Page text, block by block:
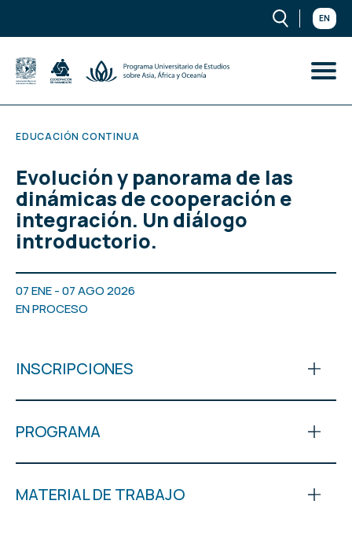
EN
EDUCACIÓN CONTINUA
Evolución y panorama de las
dinámicas de cooperación e
integración. Un diálogo
introductorio.
07 ENE - 07 AGO 2026
EN PROCESO
INSCRIPCIONES
PROGRAMA
MATERIAL DE TRABAJO